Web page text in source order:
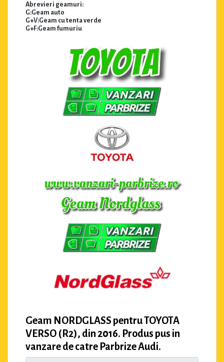
Abrevieri geamuri:
G:Geam auto
G+V:Geam cu tenta verde
G+F:Geam fumuriu
Geam NORDGLASS pentru TOYOTA
VERSO (R2), din 2016. Produs pus in
vanzare de catre Parbrize Audi.